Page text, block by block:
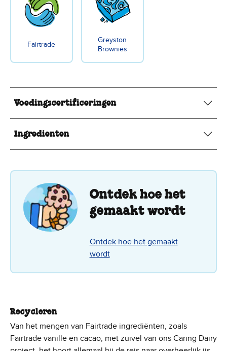
Fairtrade
Greyston
Brownies
Voedingscertificeringen
Ingredienten
Ontdek hoe het
gemaakt wordt
Ontdek hoe het gemaakt
wordt
Recycleren
Van het mengen van Fairtrade ingrediënten, zoals
Fairtrade vanille en cacao, met zuivel van ons Caring Dairy